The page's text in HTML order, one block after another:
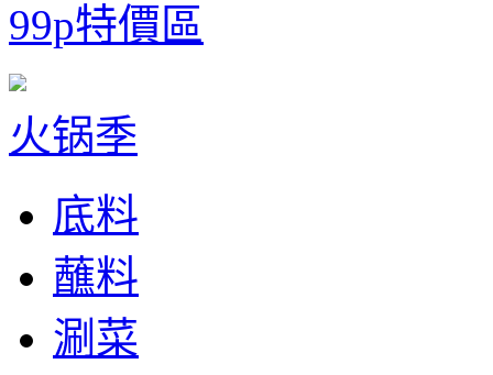
99p特價區
火锅季
底料
蘸料
涮菜